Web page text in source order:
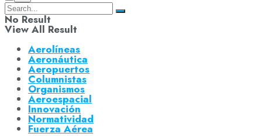
No Result
View All Result
Aerolíneas
Aeronáutica
Aeropuertos
Columnistas
Organismos
Aeroespacial
Innovación
Normatividad
Fuerza Aérea